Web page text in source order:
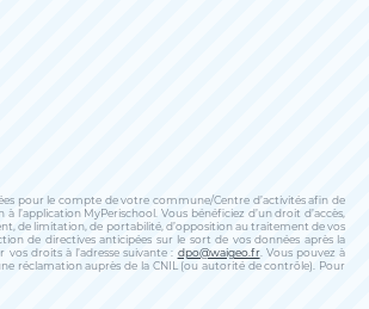
pour le compte de votre commune/Centre d’activités afin de
l’application MyPerischool. Vous bénéficiez d’un droit d’accès,
de limitation, de portabilité, d’opposition au traitement de vos
de directives anticipées sur le sort de vos données après la
droits à l’adresse suivante : dpo@waigeo.fr. Vous pouvez à
réclamation auprès de la CNIL (ou autorité de contrôle). Pour